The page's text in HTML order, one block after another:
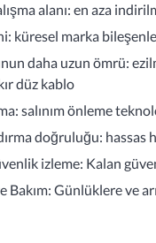
alanı: en aza
küresel marka
daha uzun ömrü:
düz kablo
salınım önleme
doğruluğu: hassas
izleme: Kalan
Bakım: Günlüklere ve